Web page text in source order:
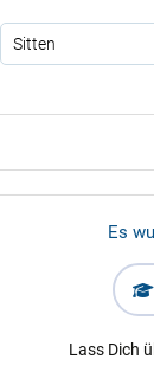
Es
Lass Dich